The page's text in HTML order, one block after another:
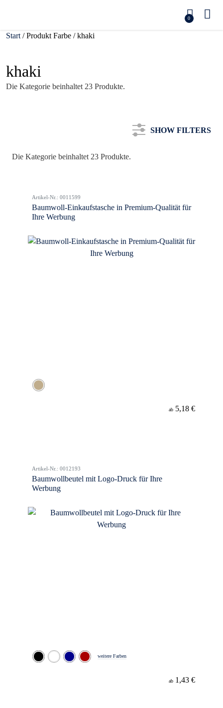
0
Start / Produkt Farbe / khaki
khaki
Die Kategorie beinhaltet 23 Produkte.
SHOW FILTERS
Farbe
Die Kategorie beinhaltet 23 Produkte.
Artikel-Nr.: 0011599
Baumwoll-Einkaufstasche in Premium-Qualität für
Ihre Werbung
ab 5,18 €
Artikel-Nr.: 0012193
Baumwollbeutel mit Logo-Druck für Ihre
Werbung
weitere Farben
ab 1,43 €